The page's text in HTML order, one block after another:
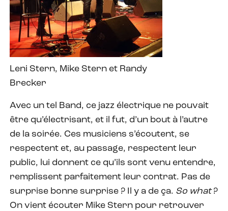
Leni Stern, Mike Stern et Randy
Brecker
Avec un tel Band, ce jazz électrique ne pouvait
être qu’électrisant, et il fut, d’un bout à l’autre
de la soirée. Ces musiciens s’écoutent, se
respectent et, au passage, respectent leur
public, lui donnent ce qu’ils sont venu entendre,
remplissent parfaitement leur contrat. Pas de
surprise bonne surprise ? Il y a de ça. So what?
On vient écouter Mike Stern pour retrouver